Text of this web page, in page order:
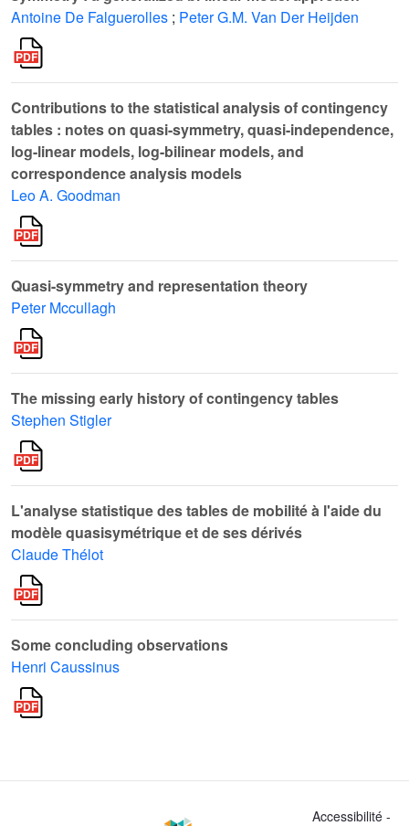
Antoine De Falguerolles ; Peter G.M. Van Der Heijden
Contributions to the statistical analysis of contingency
tables : notes on quasi-symmetry, quasi-independence,
log-linear models, log-bilinear models, and
correspondence analysis models
Leo A. Goodman
Quasi-symmetry and representation theory
Peter Mccullagh
The missing early history of contingency tables
Stephen Stigler
L'analyse statistique des tables de mobilité à l'aide du
modèle quasisymétrique et de ses dérivés
Claude Thélot
Some concluding observations
Henri Caussinus
Accessibilité -